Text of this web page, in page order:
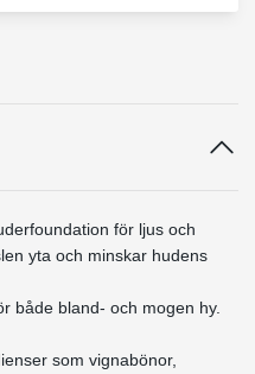
för ljus och
yta och minskar hudens
både bland- och mogen hy.
som vignabönor,